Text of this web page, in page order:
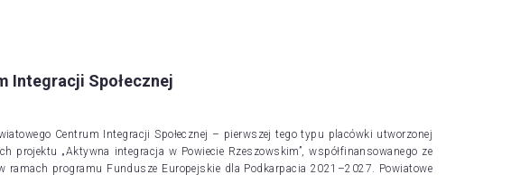
Integracji Społecznej
Centrum Integracji Społecznej – pierwszej tego typu placówki utworzonej
projektu „Aktywna integracja w Powiecie Rzeszowskim”, współfinansowanego ze
ramach programu Fundusze Europejskie dla Podkarpacia 2021–2027. Powiatowe